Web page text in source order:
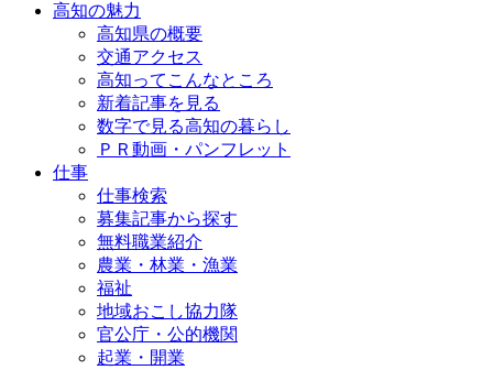
高知の魅力
高知県の概要
交通アクセス
高知ってこんなところ
新着記事を見る
数字で見る高知の暮らし
ＰＲ動画・パンフレット
仕事
仕事検索
募集記事から探す
無料職業紹介
農業・林業・漁業
福祉
地域おこし協力隊
官公庁・公的機関
起業・開業